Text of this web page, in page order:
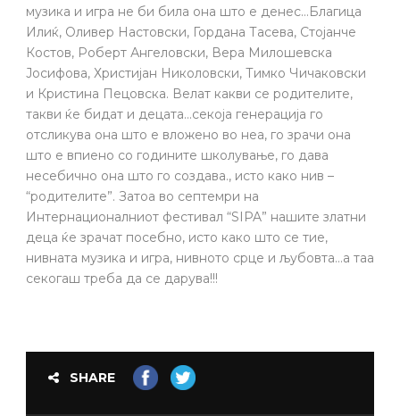
музика и игра не би била она што е денес…Благица
Илиќ, Оливер Настовски, Гордана Тасева, Стојанче
Костов, Роберт Ангеловски, Вера Милошевска
Јосифова, Христијан Николовски, Тимко Чичаковски
и Кристина Пецовска. Велат какви се родителите,
такви ќе бидат и децата…секоја генерација го
отсликува она што е вложено во неа, го зрачи она
што е впиено со годините школување, го дава
несебично она што го создава., исто како нив –
“родителите”. Затоа во септемри на
Интернационалниот фестивал “SIPA” нашите златни
деца ќе зрачат посебно, исто како што се тие,
нивната музика и игра, нивното срце и љубовта…а таа
секогаш треба да се дарува!!!
SHARE